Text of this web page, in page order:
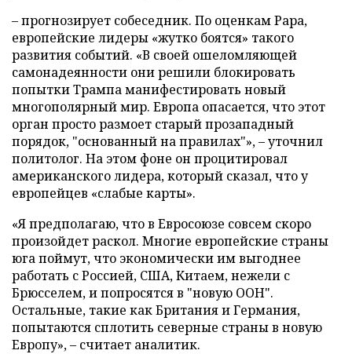
– прогнозирует собеседник. По оценкам Рара,
европейские лидеры «жутко боятся» такого
развития событий. «В своей ошеломляющей
самонадеянности они решили блокировать
попытки Трампа манифестировать новый
многополярный мир. Европа опасается, что этот
орган просто размоет старый прозападный
порядок, "основанный на правилах"», – уточнил
политолог. На этом фоне он процитировал
американского лидера, который сказал, что у
европейцев «слабые карты».
«Я предполагаю, что в Евросоюзе совсем скоро
произойдет раскол. Многие европейские страны
юга поймут, что экономически им выгоднее
работать с Россией, США, Китаем, нежели с
Брюсселем, и попросятся в "новую ООН".
Остальные, такие как Британия и Германия,
попытаются сплотить северные страны в новую
Европу», – считает аналитик.